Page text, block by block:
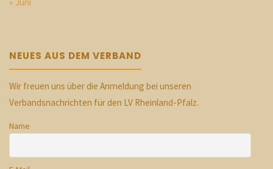
« Juni
NEUES AUS DEM VERBAND
Wir freuen uns über die Anmeldung bei unseren
Verbandsnachrichten für den LV Rheinland-Pfalz.
Name